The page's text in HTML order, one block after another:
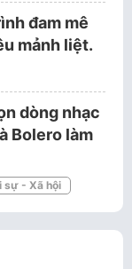
đam mê
mảnh liệt.
dòng nhạc
Bolero làm
sự - Xã hội